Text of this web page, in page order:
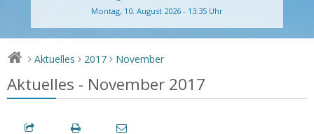
Montag, 10. August 2026 - 13:35 Uhr
> Aktuelles > 2017 > November
Aktuelles - November 2017